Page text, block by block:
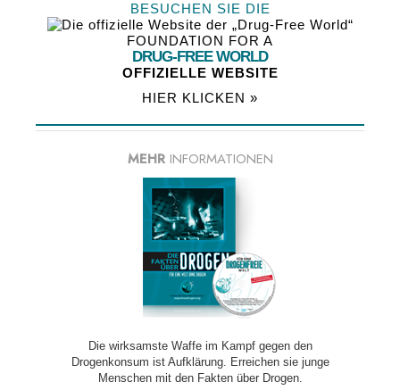
BESUCHEN SIE DIE
FOUNDATION FOR A
DRUG-FREE WORLD
OFFIZIELLE WEBSITE
HIER KLICKEN »
MEHR INFORMATIONEN
Die wirksamste Waffe im Kampf gegen den
Drogenkonsum ist Aufklärung. Erreichen sie junge
Menschen mit den Fakten über Drogen.